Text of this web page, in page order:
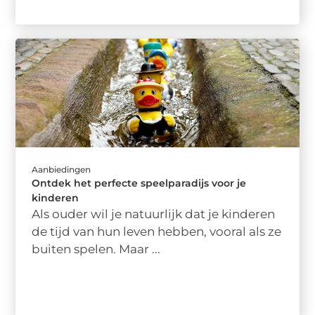
Aanbiedingen
Ontdek het perfecte speelparadijs voor je
kinderen
Als ouder wil je natuurlijk dat je kinderen
de tijd van hun leven hebben, vooral als ze
buiten spelen. Maar ...